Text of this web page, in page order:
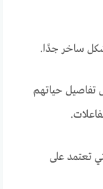
ساخر جدًا.
تفاصيل حياتهم
تعتمد على